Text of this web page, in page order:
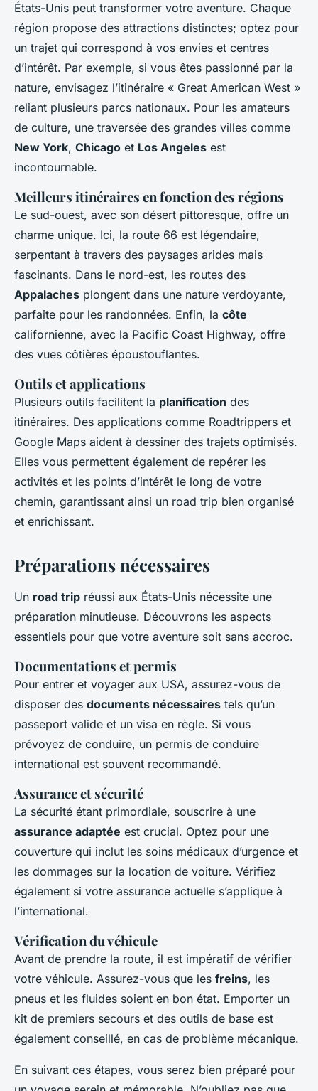
États-Unis peut transformer votre aventure. Chaque
région propose des attractions distinctes; optez pour
un trajet qui correspond à vos envies et centres
d’intérêt. Par exemple, si vous êtes passionné par la
nature, envisagez l’itinéraire « Great American West »
reliant plusieurs parcs nationaux. Pour les amateurs
de culture, une traversée des grandes villes comme
New York, Chicago et Los Angeles est
incontournable.
Meilleurs itinéraires en fonction des régions
Le sud-ouest, avec son désert pittoresque, offre un
charme unique. Ici, la route 66 est légendaire,
serpentant à travers des paysages arides mais
fascinants. Dans le nord-est, les routes des
Appalaches plongent dans une nature verdoyante,
parfaite pour les randonnées. Enfin, la côte
californienne, avec la Pacific Coast Highway, offre
des vues côtières époustouflantes.
Outils et applications
Plusieurs outils facilitent la planification des
itinéraires. Des applications comme Roadtrippers et
Google Maps aident à dessiner des trajets optimisés.
Elles vous permettent également de repérer les
activités et les points d’intérêt le long de votre
chemin, garantissant ainsi un road trip bien organisé
et enrichissant.
Préparations nécessaires
Un road trip réussi aux États-Unis nécessite une
préparation minutieuse. Découvrons les aspects
essentiels pour que votre aventure soit sans accroc.
Documentations et permis
Pour entrer et voyager aux USA, assurez-vous de
disposer des documents nécessaires tels qu’un
passeport valide et un visa en règle. Si vous
prévoyez de conduire, un permis de conduire
international est souvent recommandé.
Assurance et sécurité
La sécurité étant primordiale, souscrire à une
assurance adaptée est crucial. Optez pour une
couverture qui inclut les soins médicaux d’urgence et
les dommages sur la location de voiture. Vérifiez
également si votre assurance actuelle s’applique à
l’international.
Vérification du véhicule
Avant de prendre la route, il est impératif de vérifier
votre véhicule. Assurez-vous que les freins, les
pneus et les fluides soient en bon état. Emporter un
kit de premiers secours et des outils de base est
également conseillé, en cas de problème mécanique.
En suivant ces étapes, vous serez bien préparé pour